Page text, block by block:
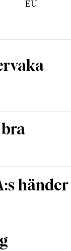
händer